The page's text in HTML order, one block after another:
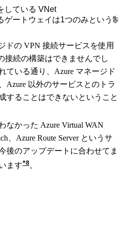
している VNet
ゲートウェイは1つのみという
ドの VPN 接続サービスを使用
接続の構築はできませんでし
ている通り、Azure マネージド
Azure 以外のサービスとのトラ
することはできないということ
なかった Azure Virtual WAN
、Azure Route Server というサ
後のアップデートに合わせてま
ます 8 。